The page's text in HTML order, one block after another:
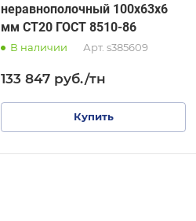
неравнополочный 100х63х6
мм СТ20 ГОСТ 8510-86
В наличии Арт. s385609
133 847 руб./тн
Купить